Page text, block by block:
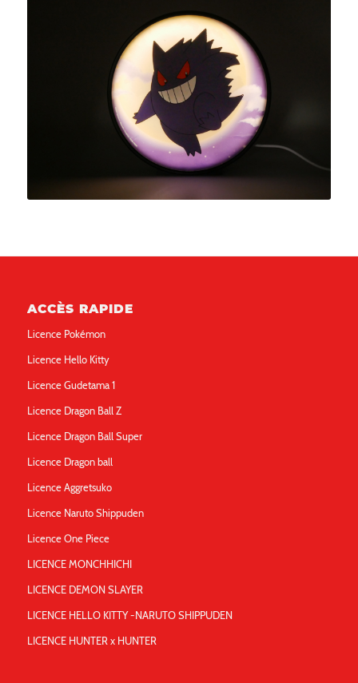
ACCÈS RAPIDE
Licence Pokémon
Licence Hello Kitty
Licence Gudetama 1
Licence Dragon Ball Z
Licence Dragon Ball Super
Licence Dragon ball
Licence Aggretsuko
Licence Naruto Shippuden
Licence One Piece
LICENCE MONCHHICHI
LICENCE DEMON SLAYER
LICENCE HELLO KITTY -NARUTO SHIPPUDEN
LICENCE HUNTER x HUNTER